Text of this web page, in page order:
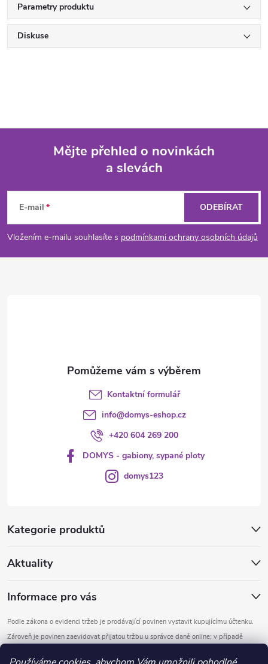
Parametry produktu
Diskuse
p
a
Mějte přehled o novinkách
a slevách
E-mail
Vložením e-mailu souhlasíte s podmínkami ochrany osobních údajů
ODEBÍRAT
Kategorie produktů
Aktuality
Informace pro vás
Podle zákona o evidenci tržeb je prodávající povinen vystavit kupujícímu účtenku.
Zároveň je povinen zaevidovat přijatou tržbu u správce daně online; v případě
Kontaktní formulář
info@domys-eshop.cz
+420 604 269 200
DOMYS - gabiony, sypané ploty
domys123